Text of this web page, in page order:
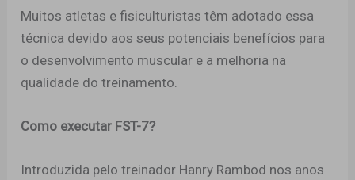
Muitos atletas e fisiculturistas têm adotado essa
técnica devido aos seus potenciais benefícios para
o desenvolvimento muscular e a melhoria na
qualidade do treinamento.
Como executar FST-7?
Introduzida pelo treinador Hanry Rambod nos anos